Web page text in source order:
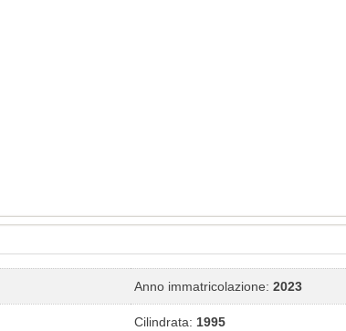
Anno immatricolazione: 2023
Cilindrata: 1995